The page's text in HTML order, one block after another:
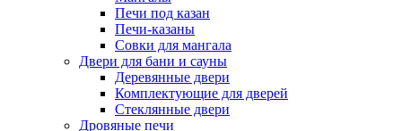
Печи под казан
Печи-казаны
Совки для мангала
Двери для бани и сауны
Деревянные двери
Комплектующие для дверей
Стеклянные двери
Дровяные печи